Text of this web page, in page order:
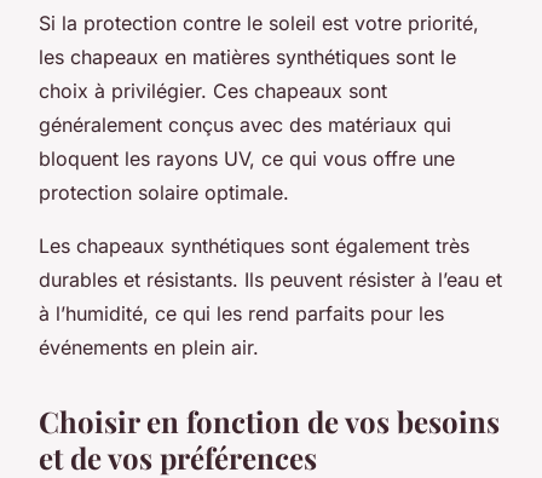
Si la protection contre le soleil est votre priorité,
les chapeaux en matières synthétiques sont le
choix à privilégier. Ces chapeaux sont
généralement conçus avec des matériaux qui
bloquent les rayons UV, ce qui vous offre une
protection solaire optimale.
Les chapeaux synthétiques sont également très
durables et résistants. Ils peuvent résister à l’eau et
à l’humidité, ce qui les rend parfaits pour les
événements en plein air.
Choisir en fonction de vos besoins
et de vos préférences